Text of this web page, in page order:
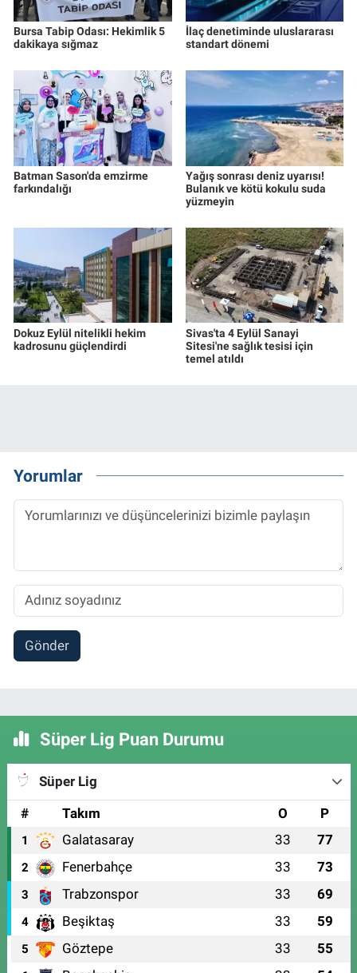
Bursa Tabip Odası: Hekimlik 5
dakikaya sığmaz
İlaç denetiminde uluslararası
standart dönemi
Batman Sason'da emzirme
farkındalığı
Yağış sonrası deniz uyarısı!
Bulanık ve kötü kokulu suda
yüzmeyin
Dokuz Eylül nitelikli hekim
kadrosunu güçlendirdi
Sivas'ta 4 Eylül Sanayi
Sitesi'ne sağlık tesisi için
temel atıldı
Yorumlar
Gönder
Süper Lig Puan Durumu
Süper Lig
#
Takım O P
1 Galatasaray 33 77
2 Fenerbahçe 33 73
3 Trabzonspor 33 69
4 Beşiktaş 33 59
5 Göztepe 33 55